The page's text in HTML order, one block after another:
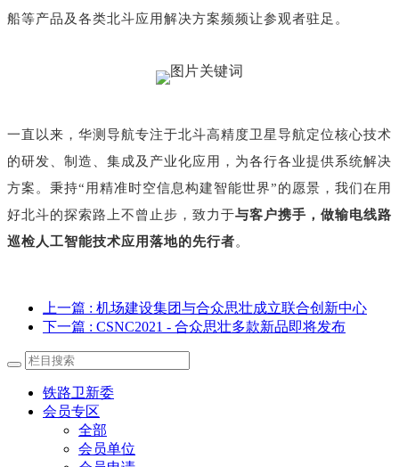
船等产品及各类北斗应用解决方案频频让参观者驻足。
一直以来，华测导航专注于北斗高精度卫星导航定位核心技术
的研发、制造、集成及产业化应用，为各行各业提供系统解决
方案。秉持“用精准时空信息构建智能世界”的愿景，我们在用
好北斗的探索路上不曾止步，致力于与客户携手，做输电线路
巡检人工智能技术应用落地的先行者。
上一篇 : 机场建设集团与合众思壮成立联合创新中心
下一篇 : CSNC2021 - 合众思壮多款新品即将发布
铁路卫新委
会员专区
全部
会员单位